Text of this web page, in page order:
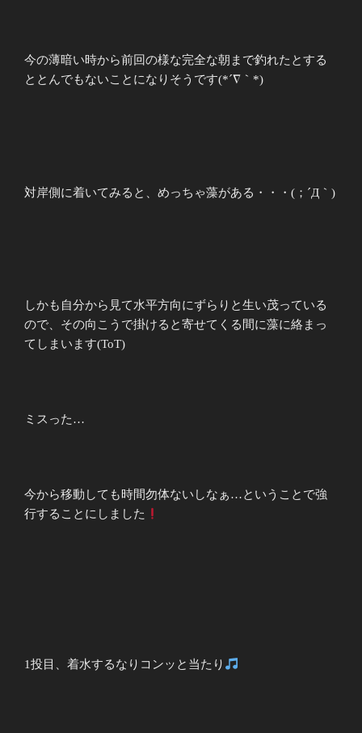
今の薄暗い時から前回の様な完全な朝まで釣れたとする
ととんでもないことになりそうです(*´∇｀*)
対岸側に着いてみると、めっちゃ藻がある・・・(；´Д｀)
しかも自分から見て水平方向にずらりと生い茂っている
ので、その向こうで掛けると寄せてくる間に藻に絡まっ
てしまいます(ToT)
ミスった…
今から移動しても時間勿体ないしなぁ…ということで強
行することにしました
1投目、着水するなりコンッと当たり